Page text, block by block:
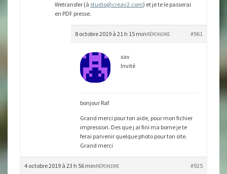
Wetransfer (à studio@creav2.com) et je te le passerai
en PDF presse.
8 octobre 2019 à 21 h 15 min #961
RÉPONDRE
xav
Invité
bonjour Raf
Grand merci pour ton aide, pour mon fichier
impression. Des que j ai fini ma borne je te
ferai parvenir quelque photo pour ton site.
Grand merci
4 octobre 2019 à 23 h 56 min #925
RÉPONDRE